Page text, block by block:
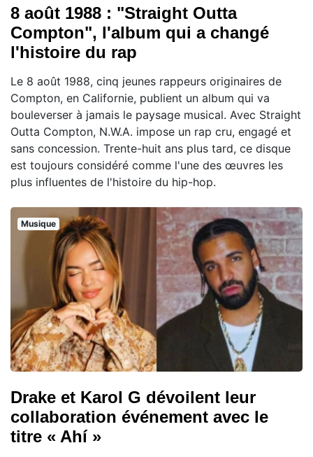
8 août 1988 : "Straight Outta
Compton", l'album qui a changé
l'histoire du rap
Le 8 août 1988, cinq jeunes rappeurs originaires de
Compton, en Californie, publient un album qui va
bouleverser à jamais le paysage musical. Avec Straight
Outta Compton, N.W.A. impose un rap cru, engagé et
sans concession. Trente-huit ans plus tard, ce disque
est toujours considéré comme l'une des œuvres les
plus influentes de l'histoire du hip-hop.
Musique
Drake et Karol G dévoilent leur
collaboration événement avec le
titre « Ahí »